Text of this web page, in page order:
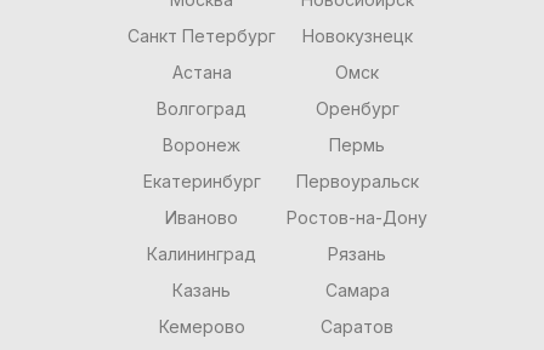
Санкт Петербург
Астана
Волгоград
Воронеж
Екатеринбург
Иваново
Калининград
Казань
Кемерово
Новокузнецк
Омск
Оренбург
Пермь
Первоуральск
Ростов-на-Дону
Рязань
Самара
Саратов